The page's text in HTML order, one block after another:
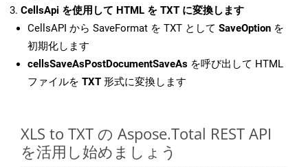
CellsApi を使用して HTML を TXT に変換します
CellsAPI から SaveFormat を TXT として SaveOption を
初期化します
cellsSaveAsPostDocumentSaveAs を呼び出して HTML
ファイルを TXT 形式に変換します
XLS to TXT の Aspose.Total REST API
を活用し始めましょう